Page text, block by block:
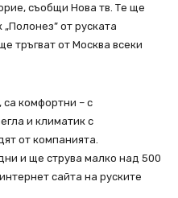
съобщи Нова тв. Те ще
от руската
тръгват от Москва всеки
са комфортни – с
и климатик с
от компанията.
и ще струва малко над 500
сайта на руските